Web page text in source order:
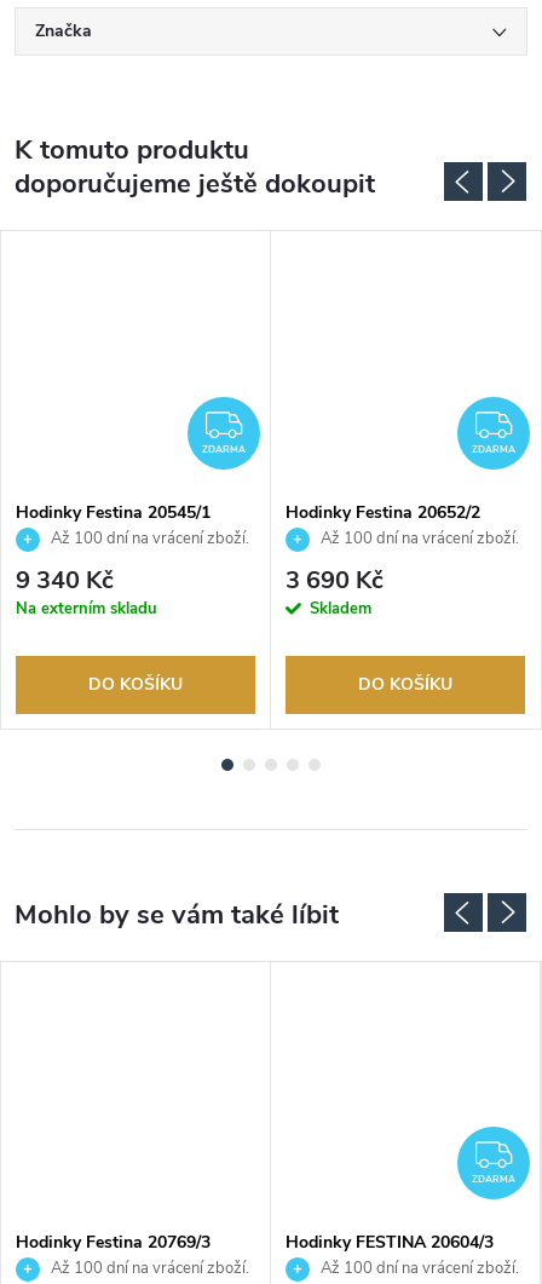
Značka
K tomuto produktu
doporučujeme ještě dokoupit
ZDARMA
ZDARMA
Hodinky Festina 20545/1
Až 100 dní na vrácení zboží.
Autorizovaný prodejce.
9 340 Kč
Na externím skladu
DO KOŠÍKU
ZDARMA
Hodinky Festina 20652/2
Až 100 dní na vrácení zboží.
Autorizovaný prodejce.
3 690 Kč
Skladem
DO KOŠÍKU
Hodinky Festina 20769/3
Až 100 dní na vrácení zboží.
ZDARMA
Hodinky FESTINA 20604/3
Až 100 dní na vrácení zboží.